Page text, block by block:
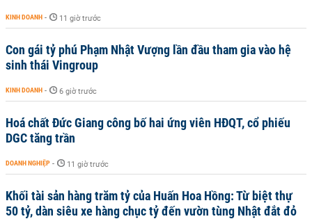
KINH DOANH - 11 giờ trước
Con gái tỷ phú Phạm Nhật Vượng lần đầu tham gia vào hệ
sinh thái Vingroup
KINH DOANH - 6 giờ trước
Hoá chất Đức Giang công bố hai ứng viên HĐQT, cổ phiếu
DGC tăng trần
DOANH NGHIỆP - 11 giờ trước
Khối tài sản hàng trăm tỷ của Huấn Hoa Hồng: Từ biệt thự
50 tỷ, dàn siêu xe hàng chục tỷ đến vườn tùng Nhật đắt đỏ